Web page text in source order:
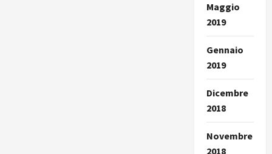
Maggio
2019
Gennaio
2019
Dicembre
2018
Novembre
2018